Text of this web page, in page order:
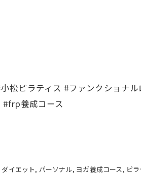
ピラティス #ファンクショナ
#frp養成コース
ダイエット パーソナル ヨガ養成コース ピ